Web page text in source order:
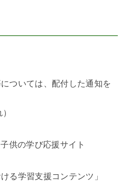
ついては、配付した通知を
供の学び応援サイト
る学習支援コンテンツ」